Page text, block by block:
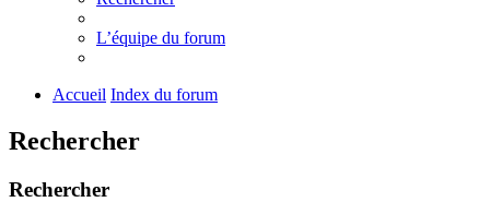
L’équipe du forum
Accueil Index du forum
Rechercher
Rechercher